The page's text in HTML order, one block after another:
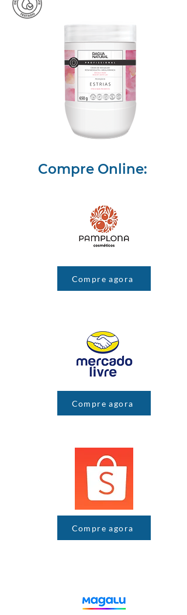
Compre Online:
Compre agora
Compre agora
Compre agora